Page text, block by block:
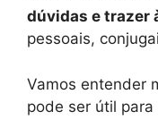
dúvidas e trazer
pessoais,
Vamos entender
pode ser útil para